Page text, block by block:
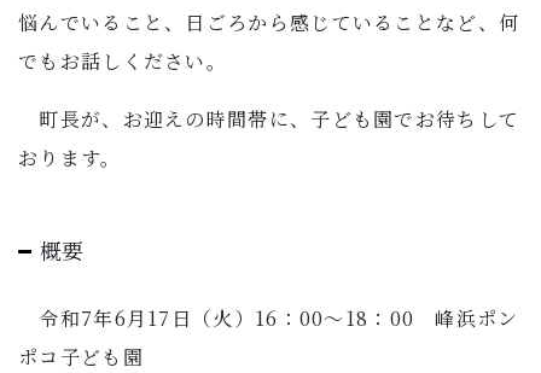
行政情報
悩んでいること、日ごろから感じていることなど、何
でもお話しください。
町長が、お迎えの時間帯に、子ども園でお待ちして
おります。
概要
令和7年6月17日（火）16：00～18：00 峰浜ポン
ポコ子ども園